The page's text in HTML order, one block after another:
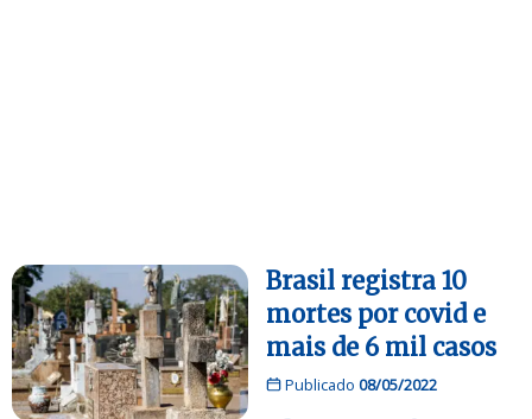
Brasil registra 10
mortes por covid e
mais de 6 mil casos
Publicado 08/05/2022